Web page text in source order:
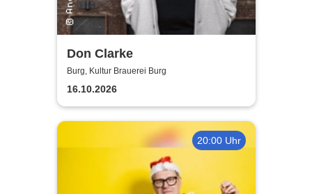
Don Clarke
Burg, Kultur Brauerei Burg
16.10.2026
20:00 Uhr